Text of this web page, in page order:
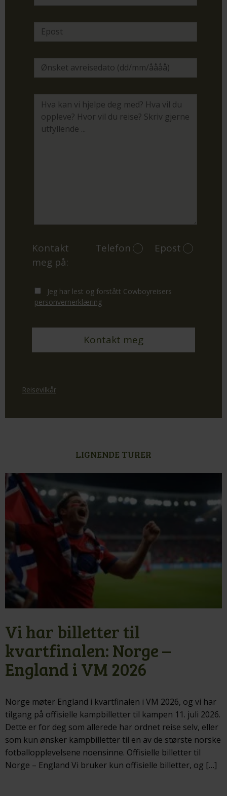
Kontakt
meg på:
Telefon Epost
Jeg har lest og forstått Cowboyreisers
personvernerklæring
Reisevilkår
LIGNENDE TURER
Vi har billetter til
kvartfinalen: Norge –
England i VM 2026
Norge møter England i kvartfinalen i VM 2026, og vi har
tilgang på offisielle kampbilletter til kampen 11. juli 2026.
Dette er for deg som allerede har ordnet reise selv, eller
som kun ønsker kampbilletter til en av de største norske
fotballopplevelsene noensinne. Offisielle billetter til
Norge – England Vi bruker kun offisielle billetter, og […]